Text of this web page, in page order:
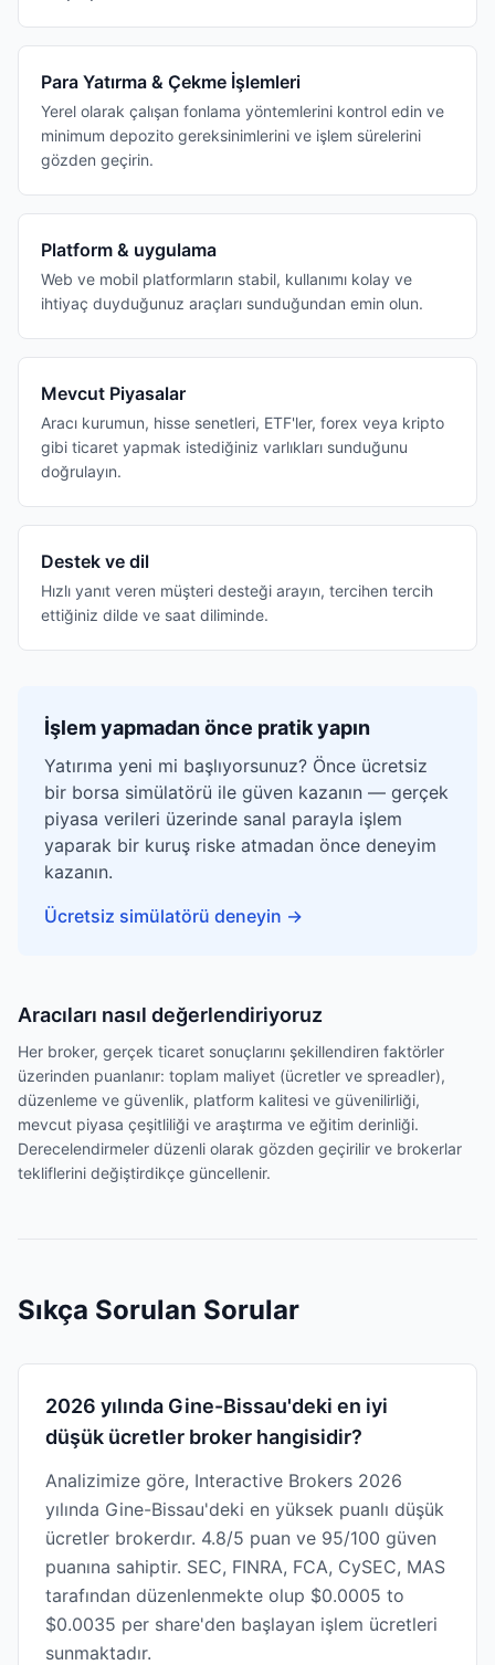
Para Yatırma & Çekme İşlemleri
Yerel olarak çalışan fonlama yöntemlerini kontrol edin ve
minimum depozito gereksinimlerini ve işlem sürelerini
gözden geçirin.
Platform & uygulama
Web ve mobil platformların stabil, kullanımı kolay ve
ihtiyaç duyduğunuz araçları sunduğundan emin olun.
Mevcut Piyasalar
Aracı kurumun, hisse senetleri, ETF'ler, forex veya kripto
gibi ticaret yapmak istediğiniz varlıkları sunduğunu
doğrulayın.
Destek ve dil
Hızlı yanıt veren müşteri desteği arayın, tercihen tercih
ettiğiniz dilde ve saat diliminde.
İşlem yapmadan önce pratik yapın
Yatırıma yeni mi başlıyorsunuz? Önce ücretsiz
bir borsa simülatörü ile güven kazanın — gerçek
piyasa verileri üzerinde sanal parayla işlem
yaparak bir kuruş riske atmadan önce deneyim
kazanın.
Ücretsiz simülatörü deneyin →
Aracıları nasıl değerlendiriyoruz
Her broker, gerçek ticaret sonuçlarını şekillendiren faktörler
üzerinden puanlanır: toplam maliyet (ücretler ve spreadler),
düzenleme ve güvenlik, platform kalitesi ve güvenilirliği,
mevcut piyasa çeşitliliği ve araştırma ve eğitim derinliği.
Derecelendirmeler düzenli olarak gözden geçirilir ve brokerlar
tekliflerini değiştirdikçe güncellenir.
Sıkça Sorulan Sorular
2026 yılında Gine-Bissau'deki en iyi
düşük ücretler broker hangisidir?
Analizimize göre, Interactive Brokers 2026
yılında Gine-Bissau'deki en yüksek puanlı düşük
ücretler brokerdır. 4.8/5 puan ve 95/100 güven
puanına sahiptir. SEC, FINRA, FCA, CySEC, MAS
tarafından düzenlenmekte olup $0.0005 to
$0.0035 per share'den başlayan işlem ücretleri
sunmaktadır.